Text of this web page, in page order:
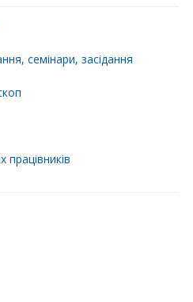
семінари, засідання
працівників